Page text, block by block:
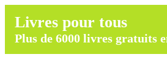
Livres pour tous
Plus de 6000 livres gratuits